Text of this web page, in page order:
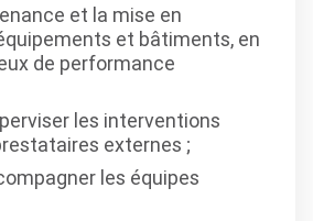
et la mise en
et bâtiments, en
de performance
les interventions
externes ;
les équipes